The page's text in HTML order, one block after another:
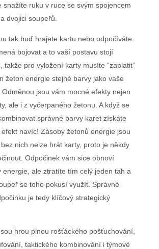
snažíte ruku v ruce se svým spojencem
dvojici soupeřů.
tak buď hrajete kartu nebo odpočíváte.
bojovat a to vaší postavu stojí
takže pro vyložení karty musíte “zaplatit”
žeton energie stejné barvy jako vaše
jsou vám mocné efekty nejen
ale i z vyčerpaného žetonu. A když se
správné barvy karet získáte
navíc! Zásoby žetonů energie jsou
nich nelze hrát karty, proto je někdy
Odpočinek vám sice obnoví
energie, ale ztratíte tím celý jeden tah a
se toho pokusí využít. Správné
je tedy klíčový strategický
hrou plnou rošťáckého pošťuchování,
taktického kombinování i týmové